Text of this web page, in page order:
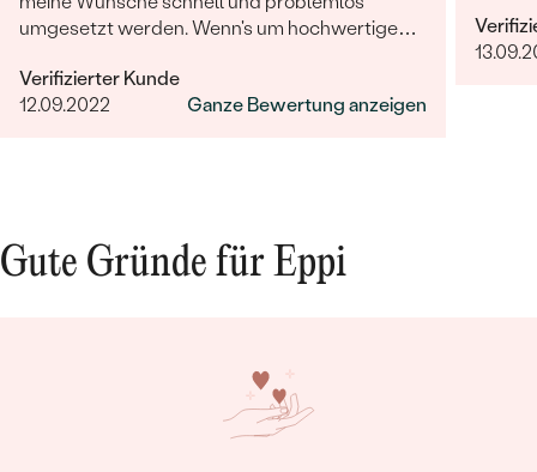
umgesetzt werden. Wenn's um hochwertigen,
ist Eppi meine Empfehlung!
Verifizierter Kunde
12.09.2022
Ganze Bewertung anzeigen
Gute Gründe für Eppi